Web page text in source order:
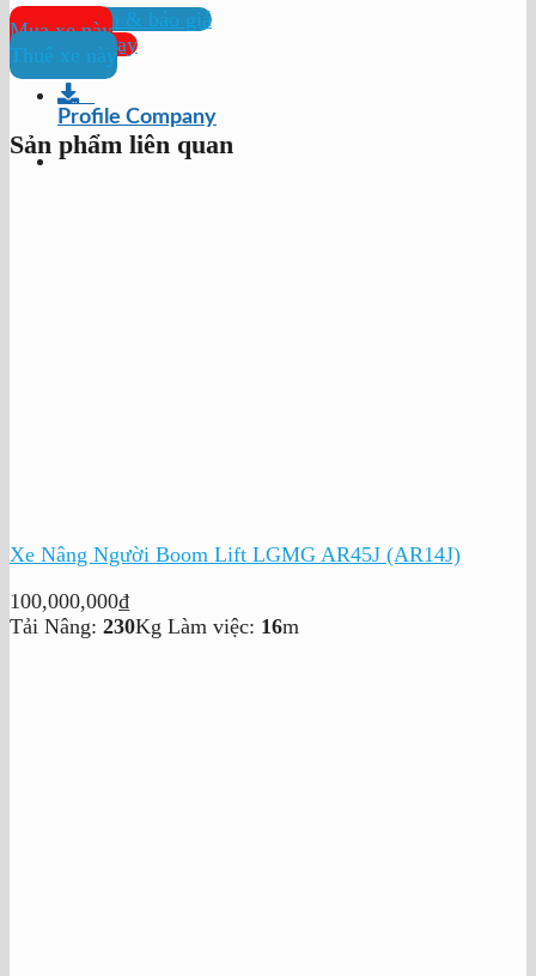
Tư vấn & báo giá
Gọi ngay
Profile Company
Mua xe này
Thuê xe này
Sản phẩm liên quan
Xe Nâng Người Boom Lift LGMG AR45J (AR14J)
100,000,000₫
Tải Nâng: 230Kg Làm việc: 16m